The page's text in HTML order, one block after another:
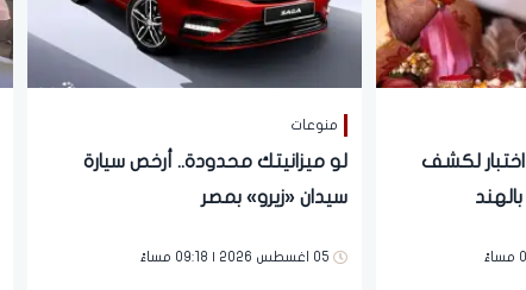
لكشف
منوعات
لو ميزانيتك محدودة.. أرخص سيارة
سيدان «زيرو» بمصر
05 اغسطس 2026 | 09:18 مساءً